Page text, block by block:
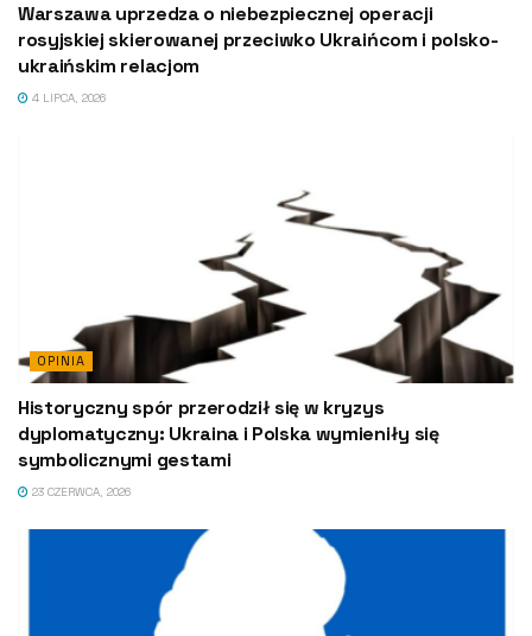
Warszawa uprzedza o niebezpiecznej operacji
rosyjskiej skierowanej przeciwko Ukraińcom i polsko-
ukraińskim relacjom
4 LIPCA, 2026
OPINIA
Historyczny spór przerodził się w kryzys
dyplomatyczny: Ukraina i Polska wymieniły się
symbolicznymi gestami
23 CZERWCA, 2026